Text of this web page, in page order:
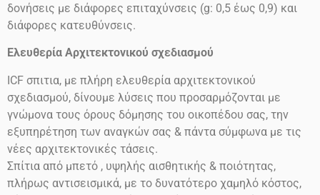
δονήσεις με διάφορες επιταχύνσεις (g: 0,5 έως 0,9) και
διάφορες κατευθύνσεις.
Ελευθερία Αρχιτεκτονικού σχεδιασμού
ICF σπιτια, με πλήρη ελευθερία αρχιτεκτονικού
σχεδιασμού, δίνουμε λύσεις που προσαρμόζονται με
γνώμονα τους όρους δόμησης του οικοπέδου σας, την
εξυπηρέτηση των αναγκών σας & πάντα σύμφωνα με τις
νέες αρχιτεκτονικές τάσεις.
Σπίτια από μπετό , υψηλής αισθητικής & ποιότητας,
πλήρως αντισεισμικά, με το δυνατότερο χαμηλό κόστος,